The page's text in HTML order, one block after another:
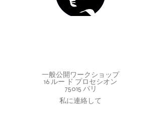
一般公開ワークショップ
16 ルー ド プロセシオン
75015 パリ
私に連絡して